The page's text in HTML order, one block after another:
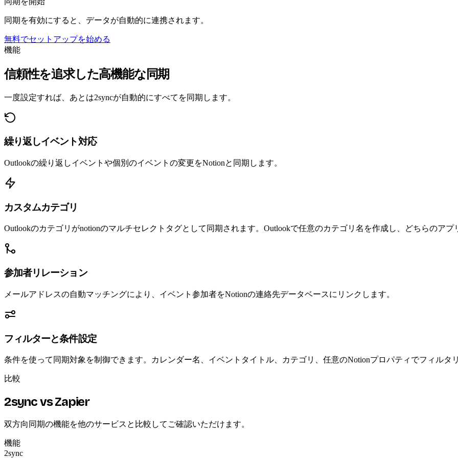
同期を有効にすると、データが自動的に連携されます。
無料でセットアップを始める
機能
信頼性を追求した高機能な同期
一度設定すれば、あとは2syncが自動的にすべてを同期します。
繰り返しイベント対応
Outlookの繰り返しイベントや個別のイベントの変更をNotionと同期します。
カスタムカテゴリ
Outlookのカテゴリがnotionのマルチセレクトタグとして同期されます。Outlookで任意のカテゴリ名を作成し、どちらのアプ
参加者リレーション
メールアドレスの自動マッチングにより、イベント参加者をNotionの連絡先データベースにリンクします。
フィルターと条件設定
条件を使って同期対象を制御できます。カレンダー名、イベントタイトル、カテゴリ、任意のNotionプロパティでフィルタ
比較
2sync vs Zapier
双方向同期の機能を他のサービスと比較してご確認いただけます。
機能
2sync